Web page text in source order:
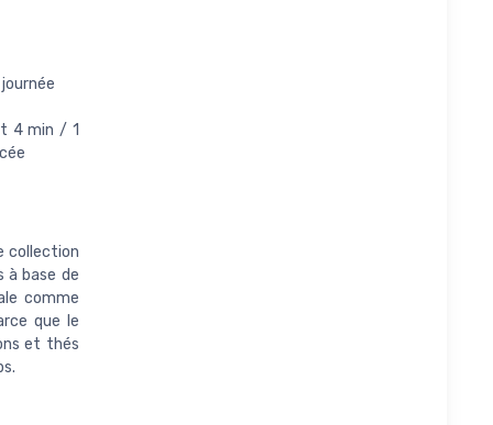
4 min / 1
collection
à base de
comme
que le
et thés